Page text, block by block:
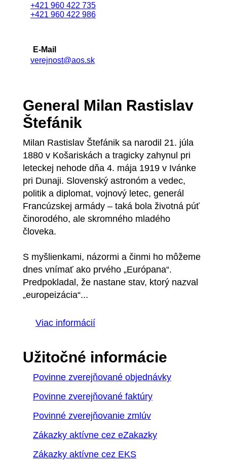
+421 960 422 735
+421 960 422 986
E-Mail
verejnost@aos.sk
General Milan Rastislav
Štefánik
Milan Rastislav Štefánik sa narodil 21. júla
1880 v Košariskách a tragicky zahynul pri
leteckej nehode dňa 4. mája 1919 v Ivánke
pri Dunaji. Slovenský astronóm a vedec,
politik a diplomat, vojnový letec, generál
Francúzskej armády – taká bola životná púť
činorodého, ale skromného mladého
človeka.
S myšlienkami, názormi a činmi ho môžeme
dnes vnímať ako prvého „Európana“.
Predpokladal, že nastane stav, ktorý nazval
„europeizácia“...
Viac informácií
Užitočné informácie
Povinne zverejňované objednávky
Povinne zverejňované faktúry
Povinné zverejňovanie zmlúv
Zákazky aktívne cez eZakazky
Zákazky aktívne cez EKS